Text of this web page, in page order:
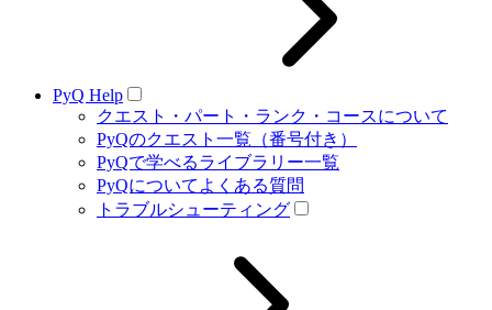
PyQ Help
クエスト・パート・ランク・コースについて
PyQのクエスト一覧（番号付き）
PyQで学べるライブラリー一覧
PyQについてよくある質問
トラブルシューティング